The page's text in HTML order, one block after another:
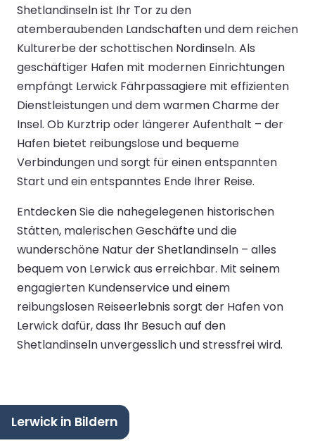
Shetlandinseln ist Ihr Tor zu den
atemberaubenden Landschaften und dem reichen
Kulturerbe der schottischen Nordinseln. Als
geschäftiger Hafen mit modernen Einrichtungen
empfängt Lerwick Fährpassagiere mit effizienten
Dienstleistungen und dem warmen Charme der
Insel. Ob Kurztrip oder längerer Aufenthalt – der
Hafen bietet reibungslose und bequeme
Verbindungen und sorgt für einen entspannten
Start und ein entspanntes Ende Ihrer Reise.
Entdecken Sie die nahegelegenen historischen
Stätten, malerischen Geschäfte und die
wunderschöne Natur der Shetlandinseln – alles
bequem von Lerwick aus erreichbar. Mit seinem
engagierten Kundenservice und einem
reibungslosen Reiseerlebnis sorgt der Hafen von
Lerwick dafür, dass Ihr Besuch auf den
Shetlandinseln unvergesslich und stressfrei wird.
Lerwick in Bildern